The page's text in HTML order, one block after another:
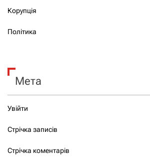
Корупція
Політика
Мета
Увійти
Стрічка записів
Стрічка коментарів